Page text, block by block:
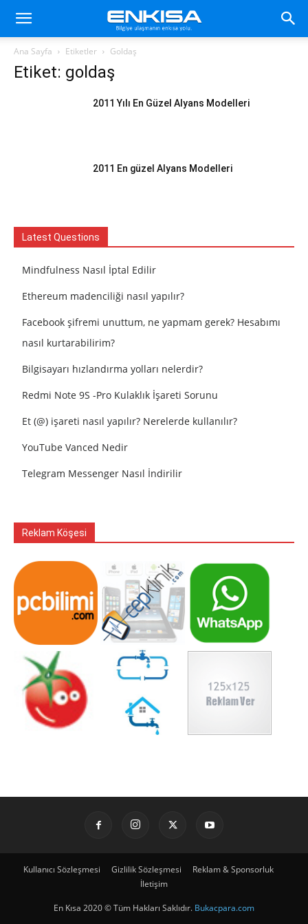
Ana Sayfa Etiketler Goldaş
Etiket: goldaş
2011 Yılı En Güzel Alyans Modelleri
2011 En güzel Alyans Modelleri
Latest Questions
Mindfulness Nasıl İptal Edilir
Ethereum madenciliği nasıl yapılır?
Facebook şifremi unuttum, ne yapmam gerek? Hesabımı
nasıl kurtarabilirim?
Bilgisayarı hızlandırma yolları nelerdir?
Redmi Note 9S -Pro Kulaklık İşareti Sorunu
Et (@) işareti nasıl yapılır? Nerelerde kullanılır?
YouTube Vanced Nedir
Telegram Messenger Nasıl İndirilir
Reklam Köşesi
Kullanıcı Sözleşmesi Gizlilik Sözleşmesi
Reklam & Sponsorluk
İletişim
En Kısa 2020 © Tüm Hakları Saklıdır. Bukacpara.com